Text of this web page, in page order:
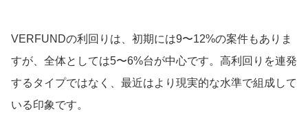
VERFUNDの利回りは、初期には9〜12%の案件もありま
すが、全体としては5〜6%台が中心です。高利回りを連発
するタイプではなく、最近はより現実的な水準で組成して
いる印象です。